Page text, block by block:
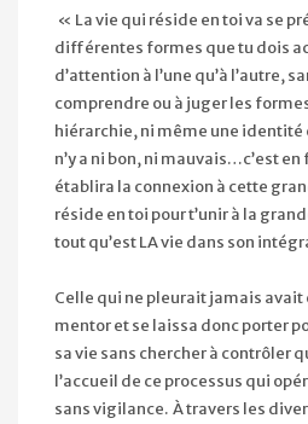
« La vie qui réside en toi va se
différentes formes que tu dois
d’attention à l’une qu’à l’autre,
comprendre ou à juger les
hiérarchie, ni même une identité
n’y a ni bon, ni mauvais…c’est
établira la connexion à cette
réside en toi pour t’unir à la
tout qu’est LA vie dans son
Celle qui ne pleurait jamais avait
mentor et se laissa donc porter
sa vie sans chercher à contrôler
l’accueil de ce processus qui
sans vigilance. À travers les